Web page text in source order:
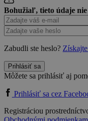
Bohužiaľ, tieto údaje nie
Zabudli ste heslo?
Prihlásiť sa
Môžete sa prihlásiť aj
Prihlásiť sa cez
Registráciou